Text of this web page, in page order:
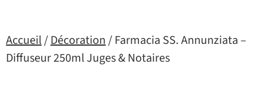
Accueil/Décoration/ Farmacia SS. Annunziata –
Diffuseur 250ml Juges & Notaires